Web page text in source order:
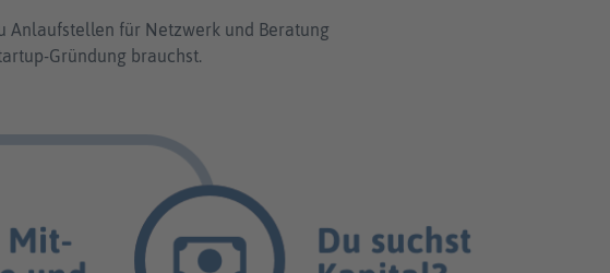
Anlaufstellen für Netzwerk und Beratung
Gründung brauchst.